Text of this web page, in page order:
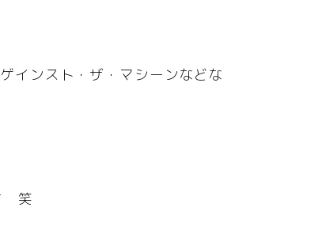
インスト・ザ・マシーンなどな
笑